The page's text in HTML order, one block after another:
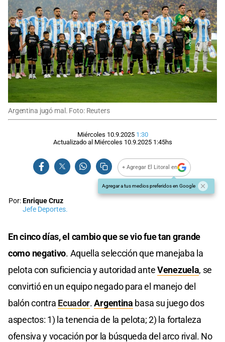
Argentina jugó mal. Foto: Reuters
Miércoles 10.9.2025 1:30
Actualizado al Miércoles 10.9.2025 1:45hs
+ Agregar El Litoral en
Agregar a tus medios preferidos en Google
Por:Enrique Cruz
Jefe Deportes.
En cinco días, el cambio que se vio fue tan grande
como negativo. Aquella selección que manejaba la
pelota con suficiencia y autoridad anteVenezuela, se
convirtió en un equipo negado para el manejo del
balón contra Ecuador.Argentina basa su juego dos
aspectos: 1) la tenencia de la pelota; 2) la fortaleza
ofensiva y vocación por la búsqueda del arco rival. No